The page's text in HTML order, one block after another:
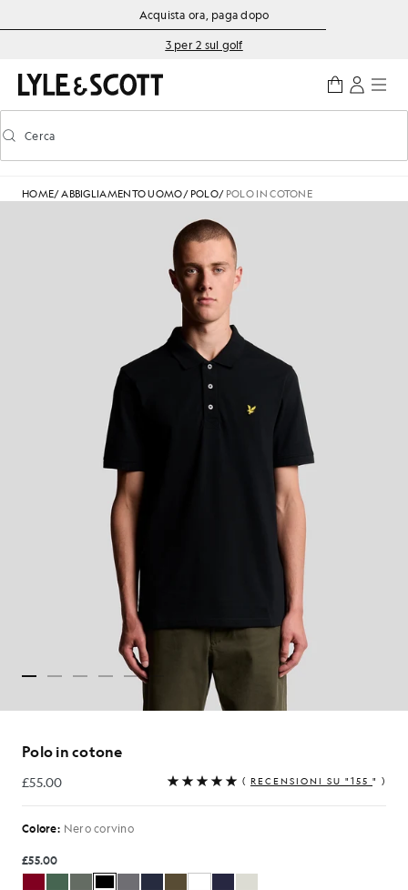
Vai al contenuto principale
Informazioni sull'accessibilitàAcquista ora, paga dopo
3 per 2 sul golf
Attiva/disattiva la ricerca predittiva
Cerca
HOME/ABBIGLIAMENTO UOMO/ POLO/ POLO IN COTONE
Polo in cotone
£55.00
£55.00 ( RECENSIONI SU "155 " )
Colore: Nero corvino
£55.00